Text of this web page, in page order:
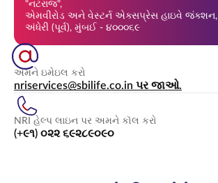
"નટરાજ",
એમવીરોડ અને વેસ્ટર્ન એક્સપ્રેસ હાઇવે જંક્શન,
અંધેરી (પૂર્વ), મુંબઈ - ૪૦૦૦૬૯
અમને ઇમેઇલ કરો
nriservices@sbilife.co.in પર જાઓ.
NRI હેલ્પ લાઇન પર અમને કૉલ કરો
(+૯૧) ૦૨૨ ૬૯૨૮૯૦૯૦